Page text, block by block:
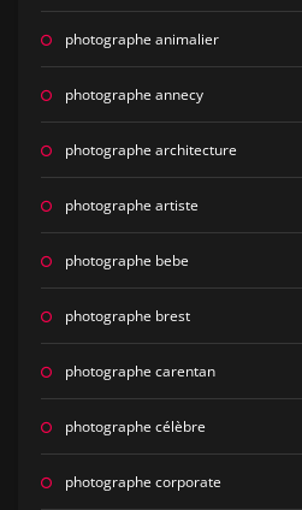
photographe animalier
photographe annecy
photographe architecture
photographe artiste
photographe bebe
photographe brest
photographe carentan
photographe célèbre
photographe corporate